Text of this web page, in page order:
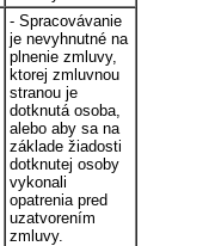
- Spracovávanie
je nevyhnutné na
plnenie zmluvy,
ktorej zmluvnou
stranou je
dotknutá osoba,
alebo aby sa na
základe žiadosti
dotknutej osoby
vykonali
opatrenia pred
uzatvorením
zmluvy.